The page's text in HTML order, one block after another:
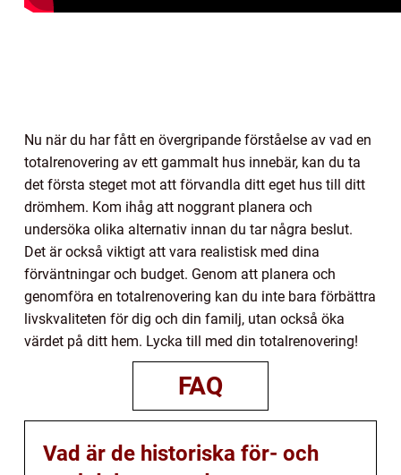
Nu när du har fått en övergripande förståelse av vad en
totalrenovering av ett gammalt hus innebär, kan du ta
det första steget mot att förvandla ditt eget hus till ditt
drömhem. Kom ihåg att noggrant planera och
undersöka olika alternativ innan du tar några beslut.
Det är också viktigt att vara realistisk med dina
förväntningar och budget. Genom att planera och
genomföra en totalrenovering kan du inte bara förbättra
livskvaliteten för dig och din familj, utan också öka
värdet på ditt hem. Lycka till med din totalrenovering!
FAQ
Vad är de historiska för- och